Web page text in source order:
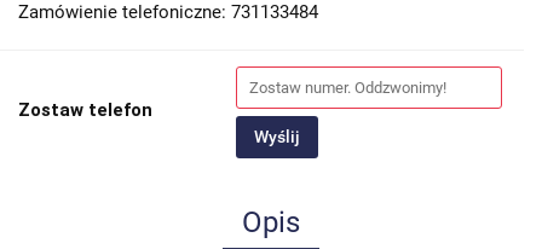
Zamówienie telefoniczne: 731133484
Zostaw telefon
Wyślij
Opis